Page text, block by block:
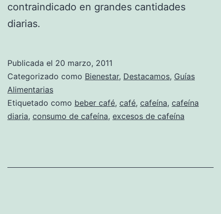
contraindicado en grandes cantidades
diarias.
Publicada el 20 marzo, 2011
Categorizado como Bienestar, Destacamos, Guías
Alimentarias
Etiquetado como beber café, café, cafeína, cafeína
diaria, consumo de cafeína, excesos de cafeína